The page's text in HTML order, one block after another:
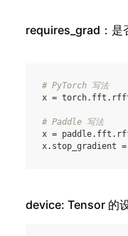
requires_grad：是
# PyTorch 写法
x = torch. fft .
# Paddle 写法
x = paddle. fft .
x. stop_gradient =
device: Tensor 的